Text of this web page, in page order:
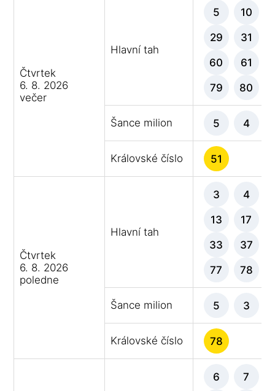
Čtvrtek
6. 8. 2026
večer
Hlavní tah
5 10
29 31
60 61
79 80
Šance milion 5 4
Královské číslo 51
Čtvrtek
6. 8. 2026
poledne
Hlavní tah
3 4
13 17
33 37
77 78
Šance milion 5 3
Královské číslo 78
6 7